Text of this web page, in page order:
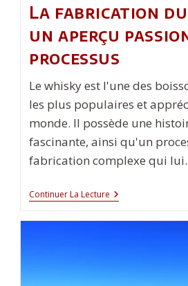
La fabrication
un aperçu
processus
Le whisky est l'une des
les plus populaires et
monde. Il possède une
fascinante, ainsi qu'un
fabrication complexe qui
Continuer La Lecture La
Fabrication